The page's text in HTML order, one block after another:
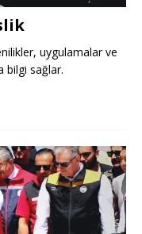
uygulamalar ve
bilgi sağlar.